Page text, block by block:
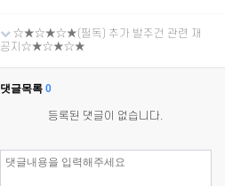
☆★☆★☆★(필독) 추가 발주건 관련 재
공지☆★☆★☆★
댓글목록 0
등록된 댓글이 없습니다.